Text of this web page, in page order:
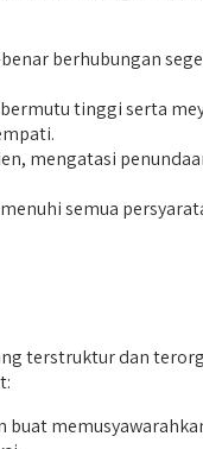
berhubungan
tinggi serta
mengatasi
semua
terstruktur dan